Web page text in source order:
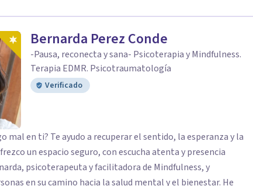
Bernarda Perez Conde
-Pausa, reconecta y sana- Psicoterapia y Mindfulness.
Terapia EDMR. Psicotraumatología
Verificado
mal en ti? Te ayudo a recuperar el sentido, la esperanza y la
un espacio seguro, con escucha atenta y presencia
en su camino hacia la salud mental y el bienestar. He